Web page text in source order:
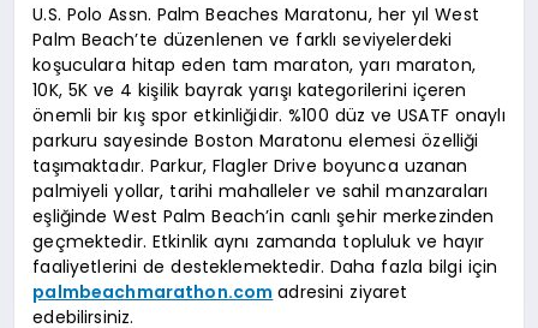
U.S. Polo Assn. Palm Beaches Maratonu, her yıl West
Palm Beach’te düzenlenen ve farklı seviyelerdeki
koşuculara hitap eden tam maraton, yarı maraton,
10K, 5K ve 4 kişilik bayrak yarışı kategorilerini içeren
önemli bir kış spor etkinliğidir. %100 düz ve USATF onaylı
parkuru sayesinde Boston Maratonu elemesi özelliği
taşımaktadır. Parkur, Flagler Drive boyunca uzanan
palmiyeli yollar, tarihi mahalleler ve sahil manzaraları
eşliğinde West Palm Beach’in canlı şehir merkezinden
geçmektedir. Etkinlik aynı zamanda topluluk ve hayır
faaliyetlerini de desteklemektedir. Daha fazla bilgi için
palmbeachmarathon.com adresini ziyaret
edebilirsiniz.